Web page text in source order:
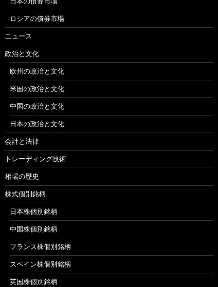
ロシアの債券市場
ニュース
政治と文化
欧州の政治と文化
米国の政治と文化
中国の政治と文化
日本の政治と文化
会計と法律
トレーディング技術
相場の歴史
株式個別銘柄
日本株個別銘柄
中国株個別銘柄
フランス株個別銘柄
スペイン株個別銘柄
英国株個別銘柄